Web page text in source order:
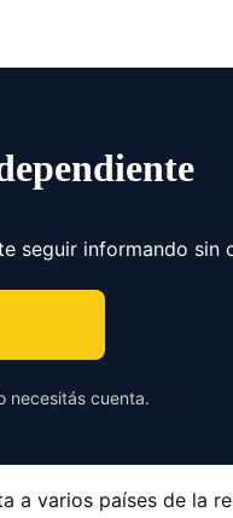
seguir informando sin
necesitás cuenta.
a varios países de la